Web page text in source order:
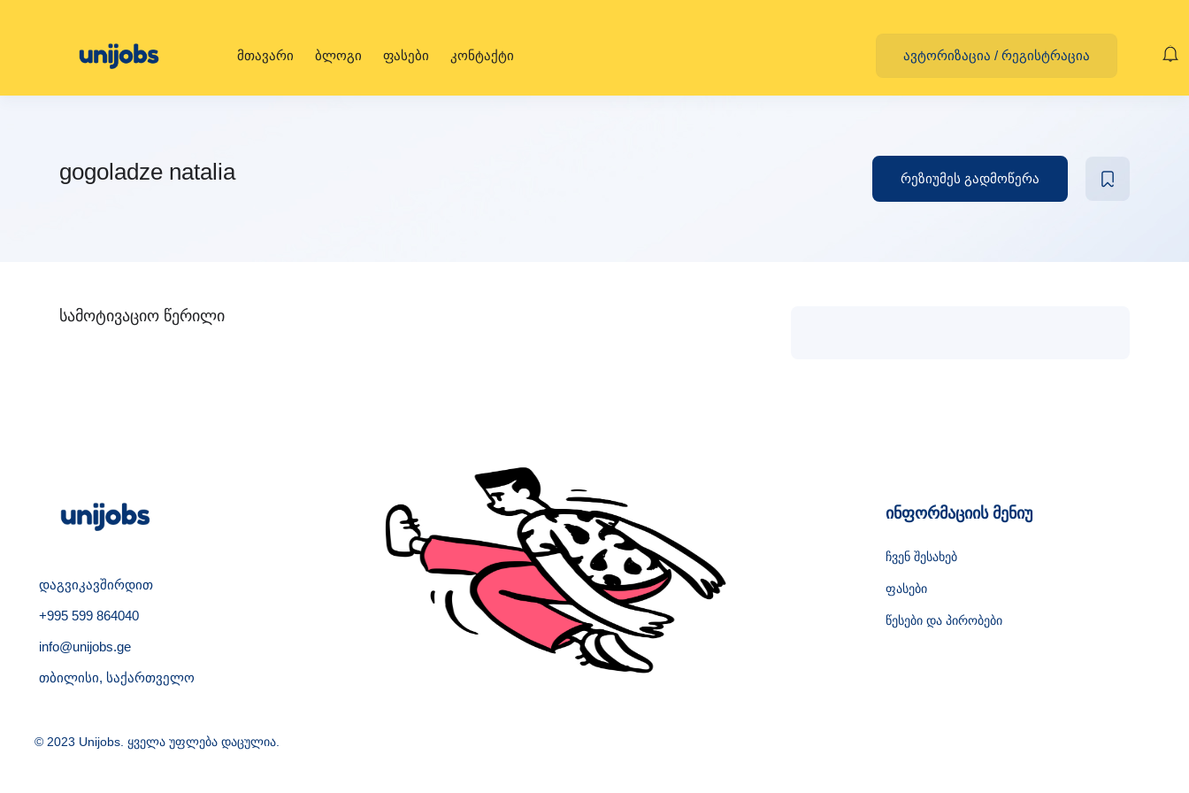
მთავარი ბლოგი ფასები კონტაქტი ავტორიზაცია / რეგისტრაცია
gogoladze natalia რეზიუმეს გადმოწერა
სამოტივაციო წერილი
დაგვიკავშირდით
+995 599 864040
info@unijobs.ge
თბილისი, საქართველო
ინფორმაციის მენიუ
ჩვენ შესახებ
ფასები
წესები და პირობები
© 2023 Unijobs. ყველა უფლება დაცულია.